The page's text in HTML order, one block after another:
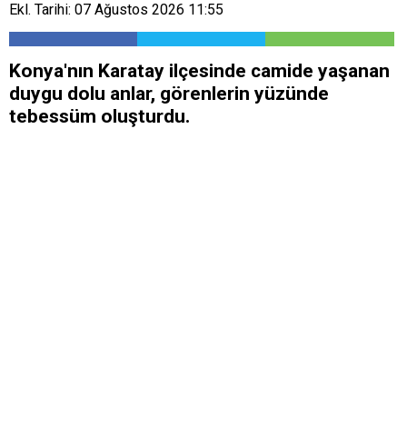
Ekl. Tarihi: 07 Ağustos 2026 11:55
Konya'nın Karatay ilçesinde camide yaşanan
duygu dolu anlar, görenlerin yüzünde
tebessüm oluşturdu.